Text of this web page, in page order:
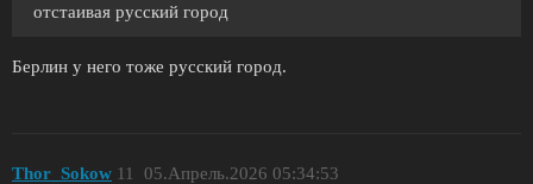
отстаивая русский город
Берлин у него тоже русский город.
Thor_Sokow 05.Апрель.2026 05:34:53
11